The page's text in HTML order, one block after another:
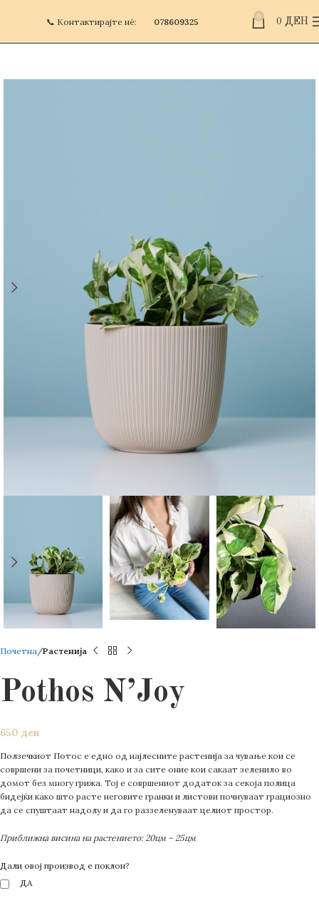
📞 Контактирајте нè: 078609325 0
0 ДЕН
Почетна Растенија
Pothos N’Joy
650 ден
Ползечкиот Потос е едно од најлесните растенија за чување кои се
совршени за почетници, како и за сите оние кои сакаат зеленило во
домот без многу грижа. Тој е совршениот додаток за секоја полица
бидејќи како што расте неговите гранки и листови почнуваат грациозно
да се спуштаат надолу и да го раззеленуваат целиот простор.
Приближна висина на растението: 20цм – 25цм
Дали овој производ е поклон?
ДА